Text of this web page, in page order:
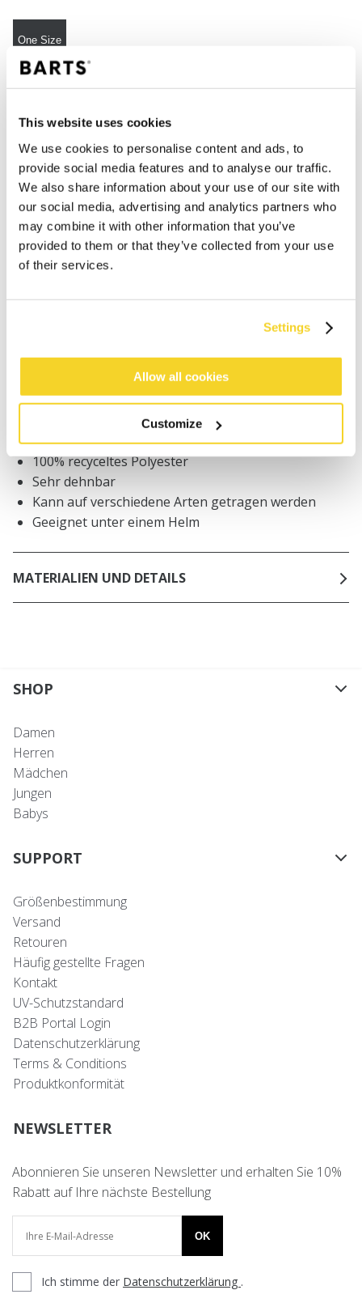
This website uses cookies
We use cookies to personalise content and ads, to
provide social media features and to analyse our traffic.
We also share information about your use of our site with
our social media, advertising and analytics partners who
may combine it with other information that you’ve
provided to them or that they’ve collected from your use
of their services.
Settings
Allow all cookies
Customize
One Size
IN DEN WARENKORB
Bestellungen, die vor 12 Uhr MEZ (Montag bis
Freitag) bei uns eingehen, werden noch am selben
Kostenlose Lieferung für Bestellungen über 50€
BESCHREIBUNG
Unisex Multifunktionstuch
100% recyceltes Polyester
Sehr dehnbar
Kann auf verschiedene Arten getragen werden
Geeignet unter einem Helm
MATERIALIEN UND DETAILS
SHOP
Damen
Herren
Mädchen
Jungen
Babys
SUPPORT
Größenbestimmung
Versand
Retouren
Häufig gestellte Fragen
Kontakt
UV-Schutzstandard
B2B Portal Login
Datenschutzerklärung
Terms & Conditions
Produktkonformität
NEWSLETTER
Abonnieren Sie unseren Newsletter und erhalten Sie 10%
Rabatt auf Ihre nächste Bestellung
OK
Ich stimme der Datenschutzerklärung .